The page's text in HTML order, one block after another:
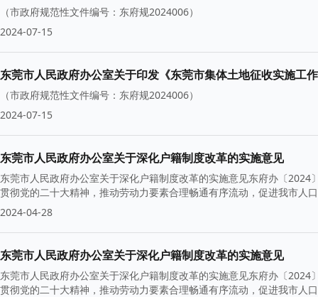
（市政府规范性文件编号：东府规2024006）
2024-07-15
东莞市人民政府办公室关于印发《东莞市集体土地征收实施工
（市政府规范性文件编号：东府规2024006）
2024-07-15
东莞市人民政府办公室关于深化户籍制度改革的实施意见
东莞市人民政府办公室关于深化户籍制度改革的实施意见东府办〔
贯彻党的二十大精神，推动劳动力要素合理畅通有序流动，促进我市人
2024-04-28
东莞市人民政府办公室关于深化户籍制度改革的实施意见
东莞市人民政府办公室关于深化户籍制度改革的实施意见东府办〔
贯彻党的二十大精神，推动劳动力要素合理畅通有序流动，促进我市人